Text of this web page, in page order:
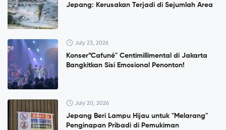
Jepang: Kerusakan Terjadi di Sejumlah Area
July 23, 2026
Konser”Cafuné" Centimillimental di Jakarta
Bangkitkan Sisi Emosional Penonton!
July 20, 2026
Jepang Beri Lampu Hijau untuk "Melarang"
Penginapan Pribadi di Pemukiman